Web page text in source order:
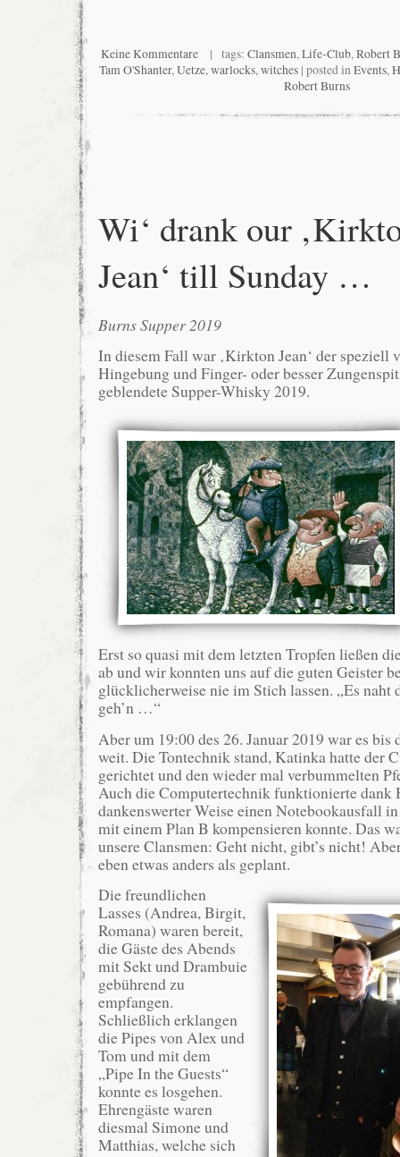
Keine Kommentare | tags: Clansmen,Life-Club,Robert
Tam O'Shanter,Uetze,warlocks,witches | posted inEvents,
Robert Burns
Wi‘ drank our
Jean‘ till Sunday …
Burns Supper 2019
In diesem Fall war ‚Kirkton Jean‘ der speziell
Hingebung und Finger- oder besser
geblendete Supper-Whisky 2019.
Erst so quasi mit dem letzten Tropfen ließen
ab und wir konnten uns auf die guten Geister
glücklicherweise nie im Stich lassen. „Es naht
geh’n …“
Aber um 19:00 des 26. Januar 2019 war es bis
weit. Die Tontechnik stand, Katinka hatte der
gerichtet und den wieder mal verbummelten
Auch die Computertechnik funktionierte dank
dankenswerter Weise einen Notebookausfall
mit einem Plan B kompensieren konnte. Das
unsere Clansmen: Geht nicht, gibt’s nicht!
eben etwas anders als geplant.
Die freundlichen
Lasses (Andrea, Birgit,
Romana) waren bereit,
die Gäste des Abends
mit Sekt und Drambuie
gebührend zu
empfangen.
Schließlich erklangen
die Pipes von Alex und
Tom und mit dem
„Pipe In the Guests“
konnte es losgehen.
Ehrengäste waren
diesmal Simone und
Matthias, welche sich